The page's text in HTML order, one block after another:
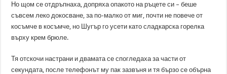
Но щом се отдръпнаха, допряха опакото на ръцете си – беше
съвсем леко докосване, за по-малко от миг, почти не повече от
косъмче в косъмче, но Шугър го усети като сладкарска горелка
върху крем брюле.
Тя отскочи настрани и двамата се спогледаха за части от
секундата, после телефонът му пак зазвъня и тя бързо се обърна